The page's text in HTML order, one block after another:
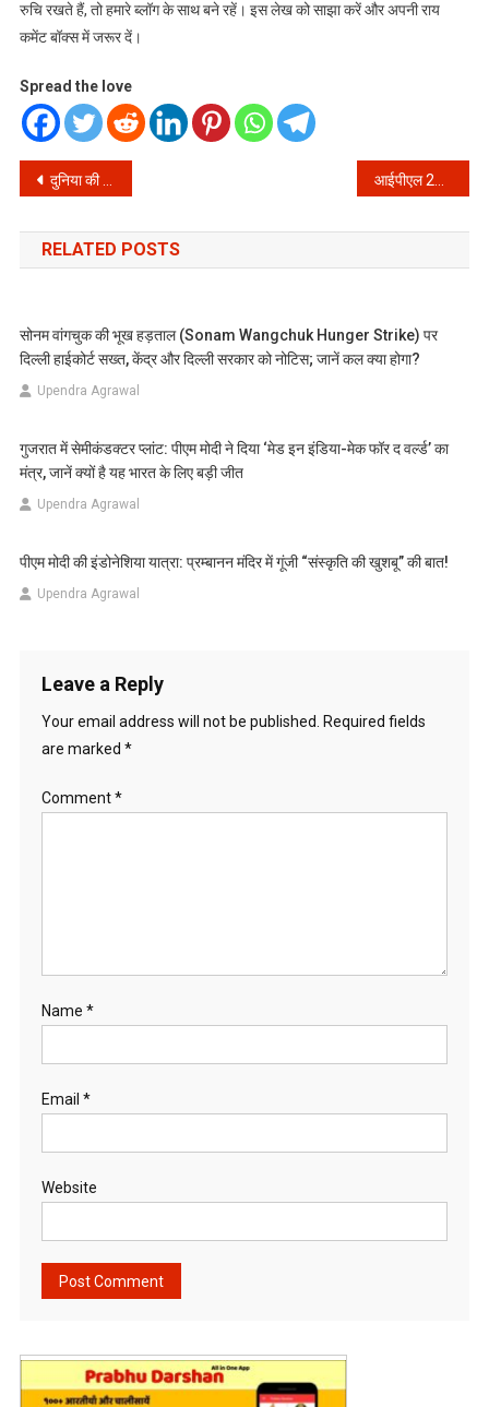
रुचि रखते हैं, तो हमारे ब्लॉग के साथ बने रहें। इस लेख को साझा करें और अपनी राय
कमेंट बॉक्स में जरूर दें।
Spread the love
Post
navigation
दुनिया की टेंशन के बीच भारत का बड़ा बयान: क्या होर्मुज जलडमरूमध्य पर किसी की अनुमति जरूरी है? जानें सच!
RELATED POSTS
सोनम वांगचुक की भूख हड़ताल (Sonam Wangchuk Hunger Strike) पर
दिल्ली हाईकोर्ट सख्त, केंद्र और दिल्ली सरकार को नोटिस; जानें कल क्या होगा?
Upendra Agrawal
गुजरात में सेमीकंडक्टर प्लांट: पीएम मोदी ने दिया ‘मेड इन इंडिया-मेक फॉर द वर्ल्ड’ का
मंत्र, जानें क्यों है यह भारत के लिए बड़ी जीत
Upendra Agrawal
पीएम मोदी की इंडोनेशिया यात्रा: प्रम्बानन मंदिर में गूंजी “संस्कृति की खुशबू” की बात!
Upendra Agrawal
Leave a Reply
Your email address will not be published.
Required fields
are marked *
Comment*
Name *
Email *
Website